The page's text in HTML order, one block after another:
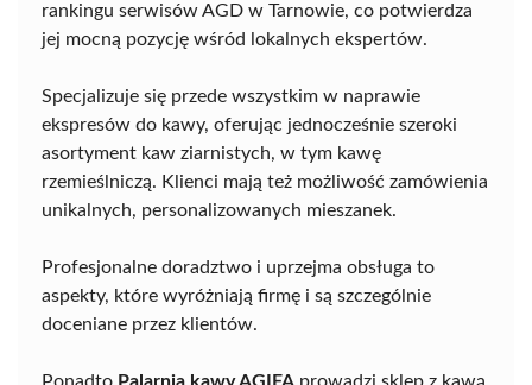
rankingu serwisów AGD w Tarnowie, co potwierdza
jej mocną pozycję wśród lokalnych ekspertów.
Specjalizuje się przede wszystkim w naprawie
ekspresów do kawy, oferując jednocześnie szeroki
asortyment kaw ziarnistych, w tym kawę
rzemieślniczą. Klienci mają też możliwość zamówienia
unikalnych, personalizowanych mieszanek.
Profesjonalne doradztwo i uprzejma obsługa to
aspekty, które wyróżniają firmę i są szczególnie
doceniane przez klientów.